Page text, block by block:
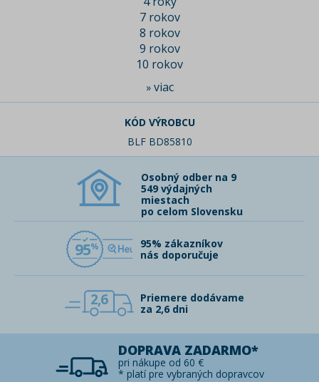
7 rokov
8 rokov
9 rokov
10 rokov
» viac
KÓD VÝROBCU
BLF BD85810
Osobný odber na 9
549 výdajných
miestach
po celom Slovensku
95
95% zákazníkov
nás doporučuje
2,6
Priemere dodávame
za 2,6 dni
DOPRAVA ZADARMO*
pri nákupe od 60 €
* platí pre vybraných dopravcov